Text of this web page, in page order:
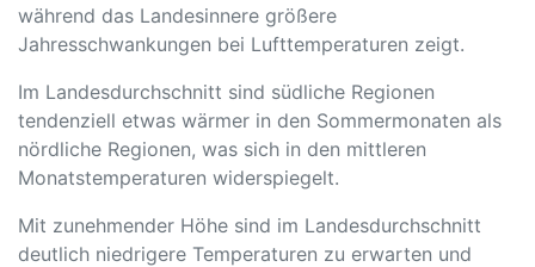
während das Landesinnere größere
Jahresschwankungen bei Lufttemperaturen zeigt.
Im Landesdurchschnitt sind südliche Regionen
tendenziell etwas wärmer in den Sommermonaten als
nördliche Regionen, was sich in den mittleren
Monatstemperaturen widerspiegelt.
Mit zunehmender Höhe sind im Landesdurchschnitt
deutlich niedrigere Temperaturen zu erwarten und